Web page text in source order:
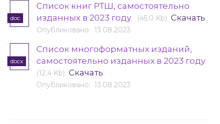
doc
Список книг РТШ, самостоятельно
изданных в 2023 году
(45.0 Kb) Скачать
Опубликовано: 13.08.2023
docx
Список многоформатных изданий,
самостоятельно изданных в 2023 году
(12.4 Kb) Скачать
Опубликовано: 13.08.2023